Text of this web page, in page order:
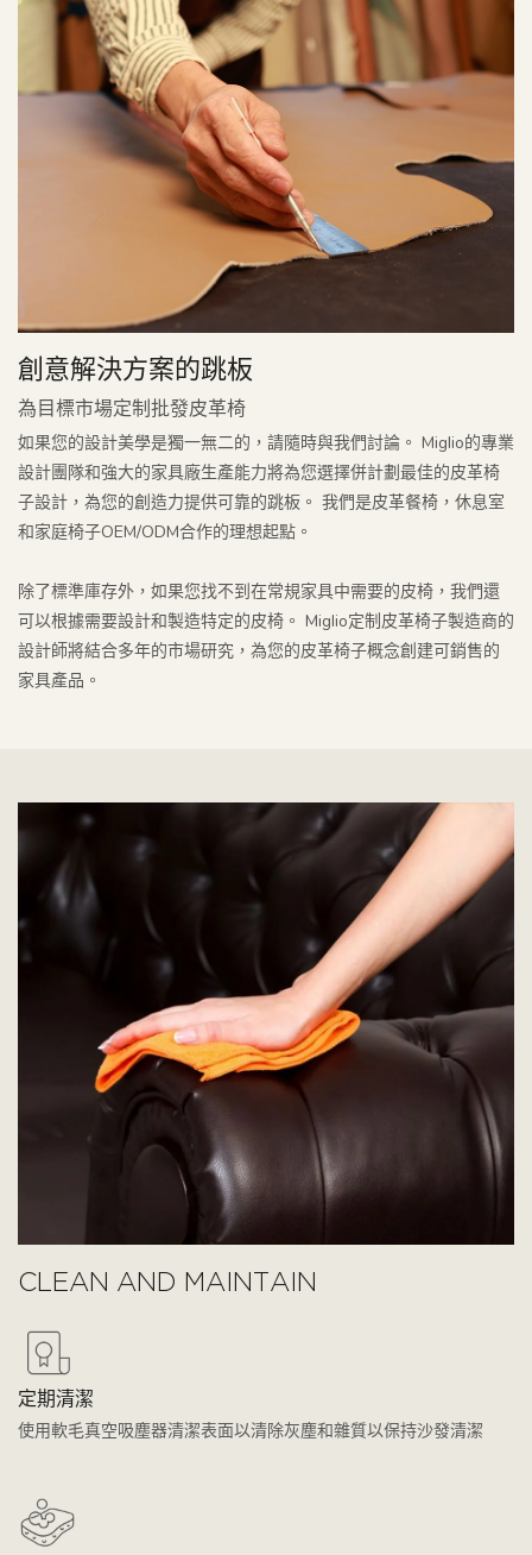
創意解決方案的跳板
為目標市場定制批發皮革椅
如果您的設計美學是獨一無二的，請隨時與我們討論。 Miglio的專業
設計團隊和強大的家具廠生產能力將為您選擇併計劃最佳的皮革椅
子設計，為您的創造力提供可靠的跳板。 我們是皮革餐椅，休息室
和家庭椅子OEM/ODM合作的理想起點。
除了標準庫存外，如果您找不到在常規家具中需要的皮椅，我們還
可以根據需要設計和製造特定的皮椅。 Miglio定制皮革椅子製造商的
設計師將結合多年的市場研究，為您的皮革椅子概念創建可銷售的
家具產品。
CLEAN AND MAINTAIN
定期清潔
使用軟毛真空吸塵器清潔表面以清除灰塵和雜質以保持沙發清潔